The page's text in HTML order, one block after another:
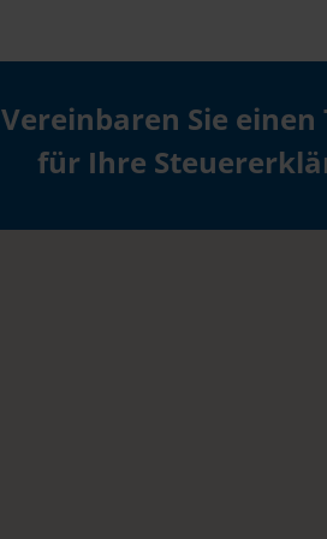
Vereinbaren Sie einen
für Ihre